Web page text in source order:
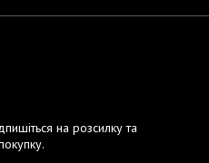
на розсилку та